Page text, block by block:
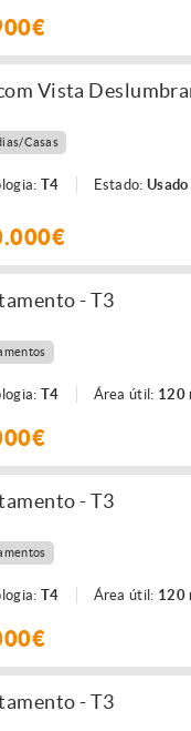
Vista
Casas
T4 Estado:Usado
- T3
T4 Área útil: 120
- T3
T4 Área útil: 120
- T3